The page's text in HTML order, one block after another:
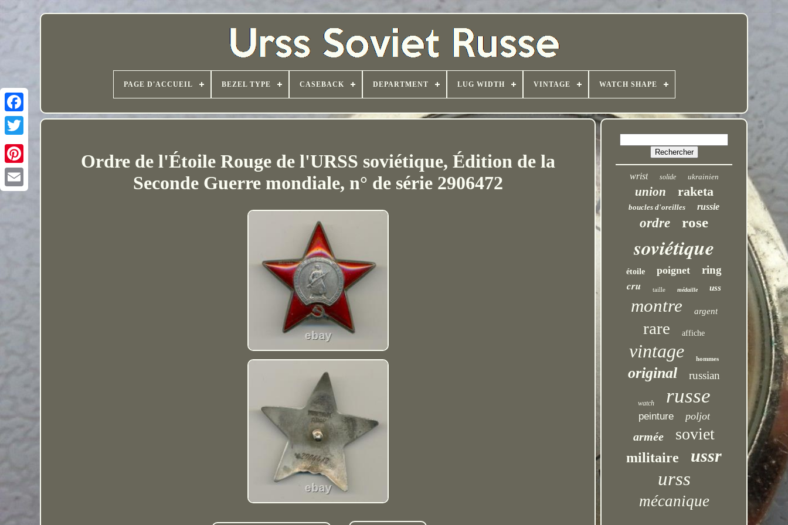
PAGE D'ACCUEIL BEZEL TYPE CASEBACK DEPARTMENT LUG WIDTH VINTAGE WATCH SHAPE
Ordre de l'Étoile Rouge de l'URSS soviétique, Édition de la
Seconde Guerre mondiale, n° de série 2906472
wrist solide ukrainien
union raketa
boucles d'oreilles russie
ordre rose
soviétique
étoile poignet ring
cru taille médaille uss
montre argent
rare affiche
vintage hommes
original russian
watch russe
peinture poljot
armée soviet
militaire ussr
urss
mécanique